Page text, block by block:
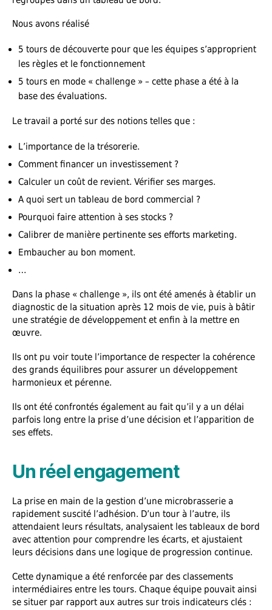
Nous avons réalisé
5 tours de découverte pour que les équipes s’approprient
les règles et le fonctionnement
5 tours en mode « challenge » – cette phase a été à la
base des évaluations.
Le travail a porté sur des notions telles que :
L’importance de la trésorerie.
Comment financer un investissement ?
Calculer un coût de revient. Vérifier ses marges.
A quoi sert un tableau de bord commercial ?
Pourquoi faire attention à ses stocks ?
Calibrer de manière pertinente ses efforts marketing.
Embaucher au bon moment.
…
Dans la phase « challenge », ils ont été amenés à établir un
diagnostic de la situation après 12 mois de vie, puis à bâtir
une stratégie de développement et enfin à la mettre en
œuvre.
Ils ont pu voir toute l’importance de respecter la cohérence
des grands équilibres pour assurer un développement
harmonieux et pérenne.
Ils ont été confrontés également au fait qu’il y a un délai
parfois long entre la prise d’une décision et l’apparition de
ses effets.
Un réel engagement
La prise en main de la gestion d’une microbrasserie a
rapidement suscité l’adhésion. D’un tour à l’autre, ils
attendaient leurs résultats, analysaient les tableaux de bord
avec attention pour comprendre les écarts, et ajustaient
leurs décisions dans une logique de progression continue.
Cette dynamique a été renforcée par des classements
intermédiaires entre les tours. Chaque équipe pouvait ainsi
se situer par rapport aux autres sur trois indicateurs clés :